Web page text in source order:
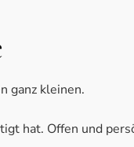
ganz kleinen.
hat. Offen und